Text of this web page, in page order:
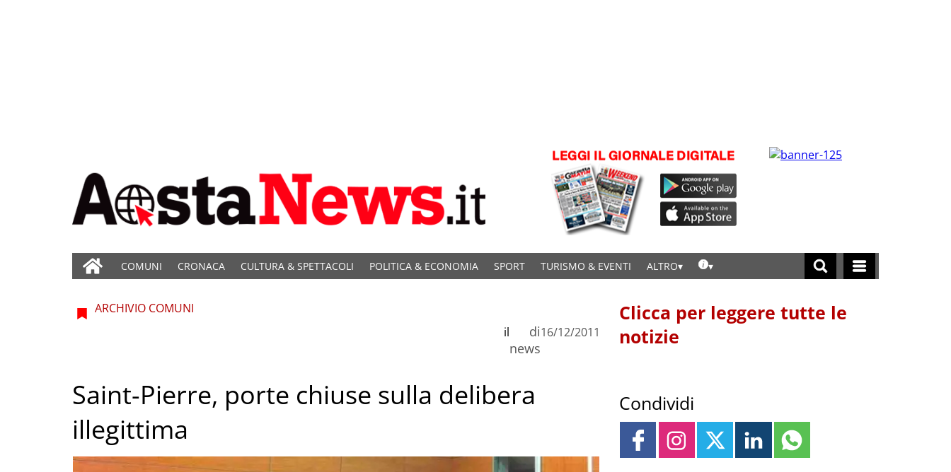
COMUNI CRONACA CULTURA & SPETTACOLI POLITICA & ECONOMIA SPORT TURISMO & EVENTI ALTRO
ARCHIVIO COMUNI
di
news
il 16/12/2011
Saint-Pierre, porte chiuse sulla delibera
illegittima
Clicca per leggere tutte le
notizie
Condividi